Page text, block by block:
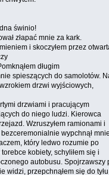
świnio!
złapać mnie za kark.
i skoczyłem przez
długim
spieszących do samolotów.
drzwi wyjściowych,
drzwiami i pracującym
do niego ludzi. Kierowca
Wzruszyłem ramionami i
wypchnął
który ledwo rozumie po
kobiety, schyliłem się i
autobusu. Spojrzawszy
widzi, przepchnąłem się do